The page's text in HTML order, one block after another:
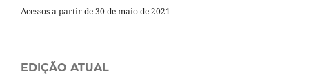
Acessos a partir de 30 de maio de 2021
EDIÇÃO ATUAL